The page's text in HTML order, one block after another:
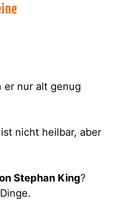
er nur alt genug
nicht heilbar, aber
Stephan King?